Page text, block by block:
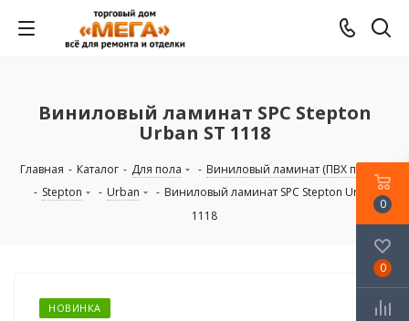
Виниловый ламинат SPC Stepton
Urban ST 1118
Главная - Каталог - Для пола - Виниловый ламинат (ПВХ плитка)
- Stepton - Urban - Виниловый ламинат SPC Stepton Urban ST
1118
НОВИНКА
0
0